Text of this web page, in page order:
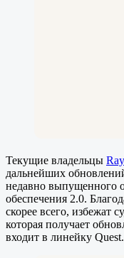
Текущие владельцы
дальнейших
недавно выпущенного
обеспечения 2.0.
скорее всего, избежат
которая получает
входит в линейку Quest.